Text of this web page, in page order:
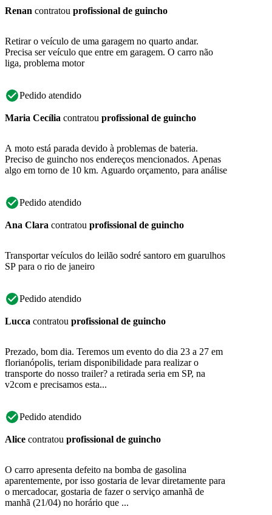
Renan contratou profissional de guincho
Retirar o veículo de uma garagem no quarto andar.
Precisa ser veículo que entre em garagem. O carro não
liga, problema motor
Pedido atendido
Maria Cecília contratou profissional de guincho
A moto está parada devido à problemas de bateria.
Preciso de guincho nos endereços mencionados. Apenas
algo em torno de 10 km. Aguardo orçamento, para análise
Pedido atendido
Ana Clara contratou profissional de guincho
Transportar veículos do leilão sodré santoro em guarulhos
SP para o rio de janeiro
Pedido atendido
Lucca contratou profissional de guincho
Prezado, bom dia. Teremos um evento do dia 23 a 27 em
florianópolis, teriam disponibilidade para realizar o
transporte do nosso trailer? a retirada seria em SP, na
v2com e precisamos esta...
Pedido atendido
Alice contratou profissional de guincho
O carro apresenta defeito na bomba de gasolina
aparentemente, por isso gostaria de levar diretamente para
o mercadocar, gostaria de fazer o serviço amanhã de
manhã (21/04) no horário que ...